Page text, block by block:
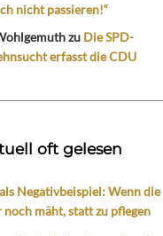
nicht passieren!“
zu Die SPD-
erfasst die CDU
oft gelesen
Negativbeispiel: Wenn die
noch mäht, statt zu pflegen